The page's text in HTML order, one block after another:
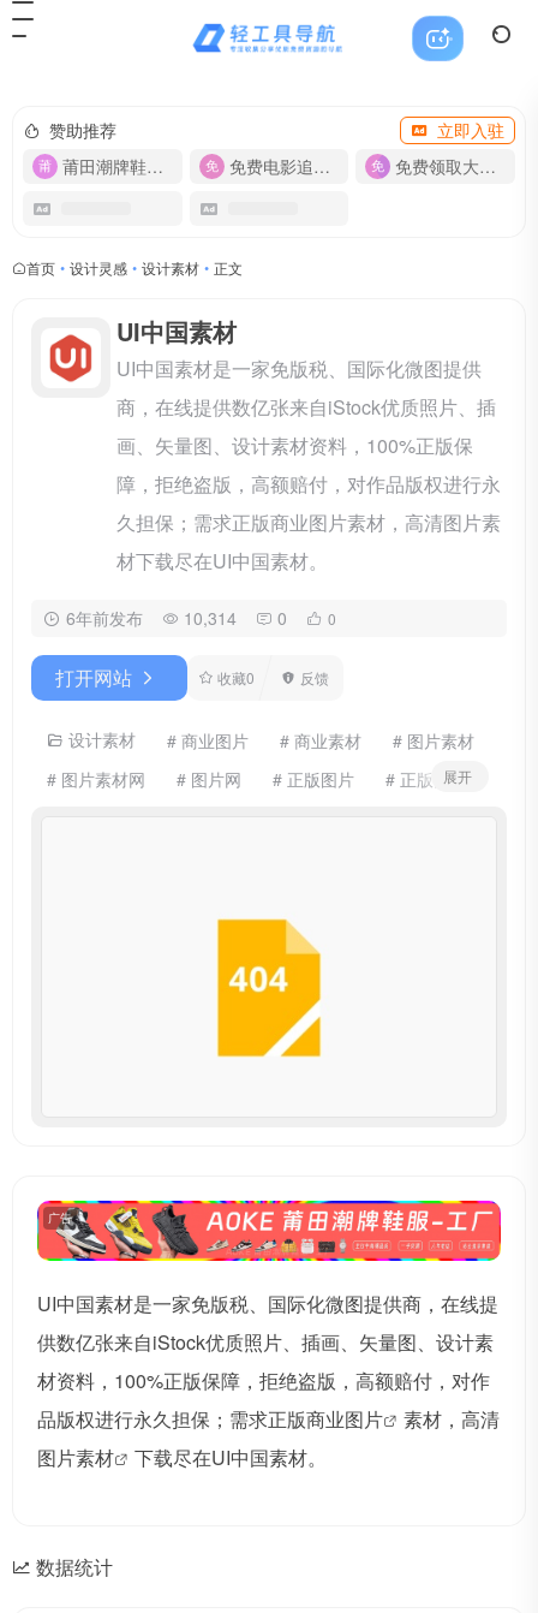
赞助推荐
立即入驻
莆田潮牌鞋服-货源
免费电影追剧APP 免费领取大流量卡【500G】
首页 • 设计灵感 • 设计素材 • 正文
UI中国素材
UI中国素材是一家免版税、国际化微图提供
商，在线提供数亿张来自iStock优质照片、插
画、矢量图、设计素材资料，100%正版保
障，拒绝盗版，高额赔付，对作品版权进行永
久担保；需求正版商业图片素材，高清图片素
材下载尽在UI中国素材。
6年前发布 10,314 0 0
打开网站 收藏0 反馈
设计素材 # 商业图片 # 商业素材
# 图片素材
# 图片素材网
# 图片网 # 正版图片
# 正版素材
展开
广告
UI中国素材是一家免版税、国际化微图提供商，在线提
供数亿张来自iStock优质照片、插画、矢量图、设计素
材资料，100%正版保障，拒绝盗版，高额赔付，对作
品版权进行永久担保；需求正版商业图片
素材，高清
图片素材
下载尽在UI中国素材。
数据统计